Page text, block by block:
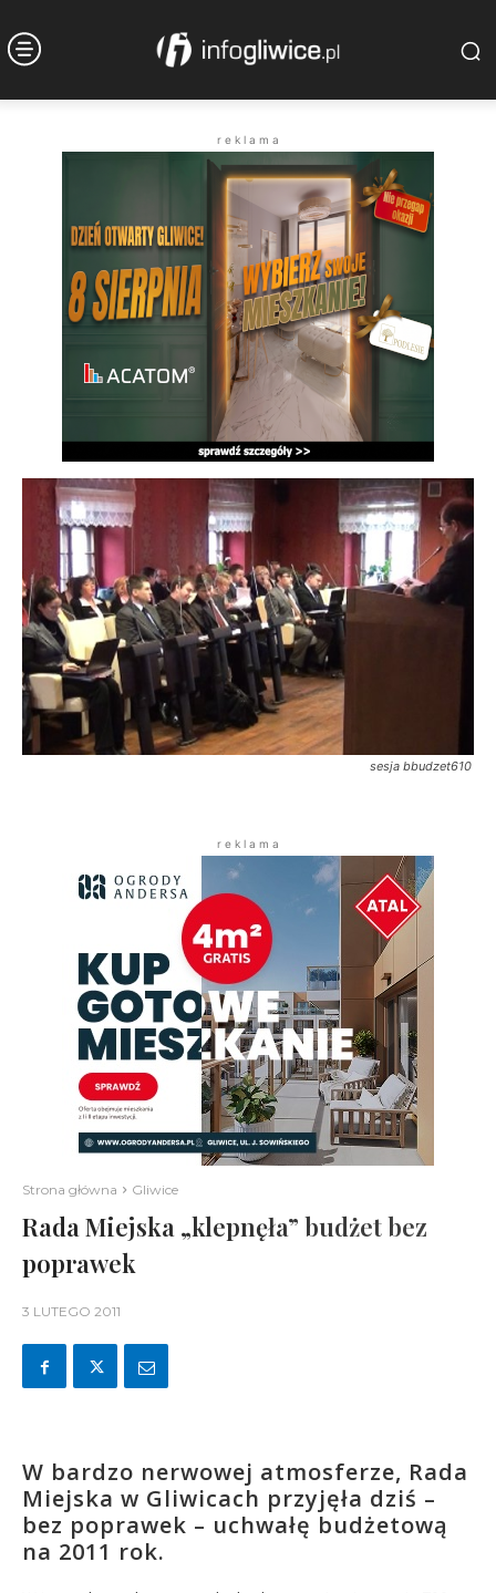
r e k l a m a
sesja bbudzet610
r e k l a m a
Strona główna Gliwice
Rada Miejska „klepnęła” budżet bez
poprawek
3 LUTEGO 2011
W bardzo nerwowej atmosferze, Rada
Miejska w Gliwicach przyjęła dziś –
bez poprawek – uchwałę budżetową
na 2011 rok.